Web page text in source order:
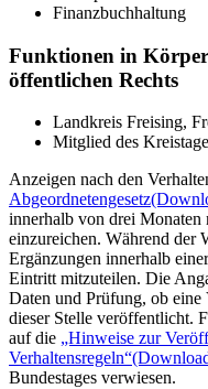
Finanzbuchhaltung
Funktionen in
öffentlichen Rechts
Landkreis Freising,
Mitglied des
Anzeigen nach den
Abgeordnetengesetz
innerhalb von drei
einzureichen. Während der
Ergänzungen innerhalb
Eintritt mitzuteilen. Die
Daten und Prüfung, ob
dieser Stelle veröffentlicht.
auf die „Hinweise zur
Verhaltensregeln“
Bundestages verwiesen.